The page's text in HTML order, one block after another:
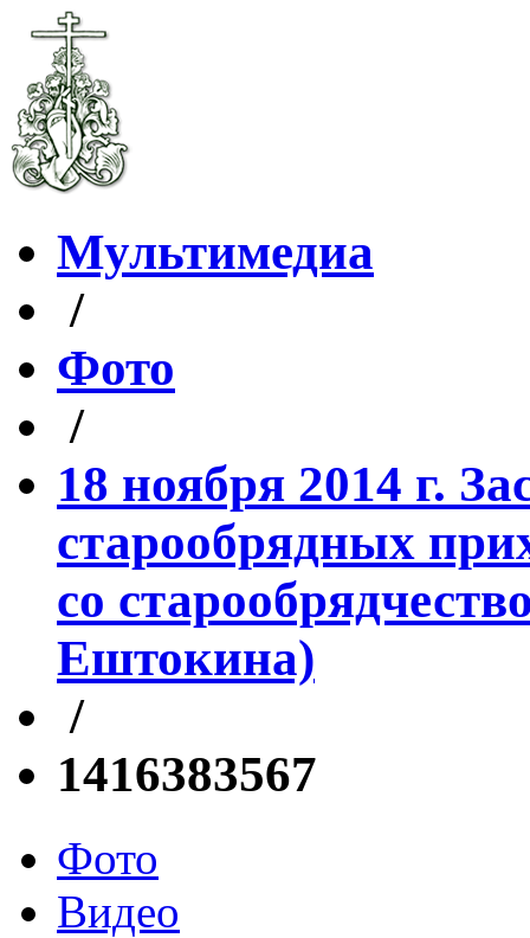
Мультимедиа
/
Фото
/
18 ноября 2014 г.
старообрядных
со
Ештокина)
/
1416383567
Фото
Видео